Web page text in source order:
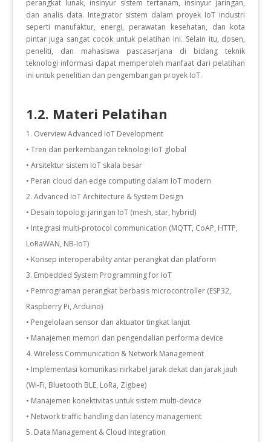
perangkat lunak, insinyur sistem tertanam, insinyur jaringan,
dan analis data. Integrator sistem dalam proyek IoT industri
seperti manufaktur, energi, perawatan kesehatan, dan kota
pintar juga sangat cocok untuk pelatihan ini. Selain itu, dosen,
peneliti, dan mahasiswa pascasarjana di bidang teknik
teknologi informasi dapat memperoleh manfaat dari pelatihan
ini untuk penelitian dan pengembangan proyek IoT.
1.2. Materi Pelatihan
Overview Advanced IoT Development
• Tren dan perkembangan teknologi IoT global
• Arsitektur sistem IoT skala besar
• Peran cloud dan edge computing dalam IoT modern
Advanced IoT Architecture & System Design
• Desain topologi jaringan IoT (mesh, star, hybrid)
• Integrasi multi-protocol communication (MQTT, CoAP, HTTP,
LoRaWAN, NB-IoT)
• Konsep interoperability antar perangkat dan platform
Embedded System Programming for IoT
• Pemrograman perangkat berbasis microcontroller (ESP32,
Raspberry Pi, Arduino)
• Pengelolaan sensor dan aktuator tingkat lanjut
• Manajemen memori dan pengendalian performa device
Wireless Communication & Network Management
• Implementasi komunikasi nirkabel jarak dekat dan jarak jauh
(Wi-Fi, Bluetooth BLE, LoRa, Zigbee)
• Manajemen konektivitas untuk sistem multi-device
• Network traffic handling dan latency management
Data Management & Cloud Integration